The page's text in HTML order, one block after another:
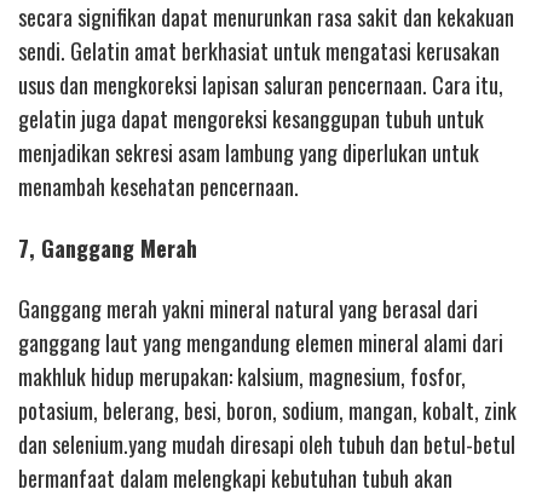
secara signifikan dapat menurunkan rasa sakit dan kekakuan
sendi. Gelatin amat berkhasiat untuk mengatasi kerusakan
usus dan mengkoreksi lapisan saluran pencernaan. Cara itu,
gelatin juga dapat mengoreksi kesanggupan tubuh untuk
menjadikan sekresi asam lambung yang diperlukan untuk
menambah kesehatan pencernaan.
7, Ganggang Merah
Ganggang merah yakni mineral natural yang berasal dari
ganggang laut yang mengandung elemen mineral alami dari
makhluk hidup merupakan: kalsium, magnesium, fosfor,
potasium, belerang, besi, boron, sodium, mangan, kobalt, zink
dan selenium.yang mudah diresapi oleh tubuh dan betul-betul
bermanfaat dalam melengkapi kebutuhan tubuh akan